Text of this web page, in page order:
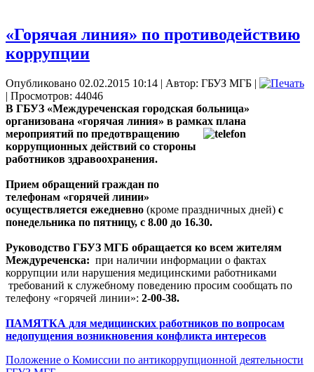
«Горячая линия» по противодействию
коррупции
Опубликовано 02.02.2015 10:14 | Автор: ГБУЗ МГБ |
| Просмотров: 44046
В ГБУЗ «Междуреченская городская больница»
организована «горячая линия» в рамках плана
мероприятий по предотвращению
коррупционных действий со стороны
работников здравоохранения.
Прием обращений граждан по
телефонам «горячей линии»
осуществляется ежедневно (кроме праздничных дней) с
понедельника по пятницу, с 8.00 до 16.30.
Руководство ГБУЗ МГБ обращается ко всем жителям
Междуреченска: при наличии информации о фактах
коррупции или нарушения медицинскими работниками
требований к служебному поведению просим сообщать по
телефону «горячей линии»: 2-00-38.
ПАМЯТКА для медицинских работников по вопросам
недопущения возникновения конфликта интересов
Положение о Комиссии по антикоррупционной деятельности